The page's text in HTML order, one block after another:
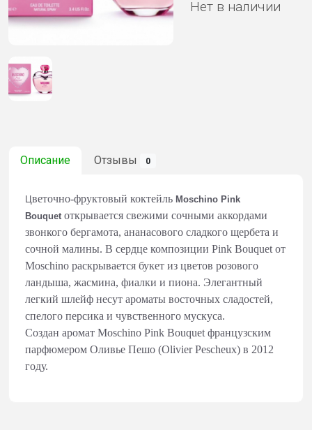
Нет в наличии
Описание Отзывы 0
Цветочно-фруктовый коктейль Moschino Pink
Bouquet открывается свежими сочными аккордами
звонкого бергамота, ананасового сладкого щербета и
сочной малины. В сердце композиции Pink Bouquet от
Moschino раскрывается букет из цветов розового
ландыша, жасмина, фиалки и пиона. Элегантный
легкий шлейф несут ароматы восточных сладостей,
спелого персика и чувственного мускуса.
Создан аромат Moschino Pink Bouquet французским
парфюмером Оливье Пешо (Olivier Pescheux) в 2012
году.